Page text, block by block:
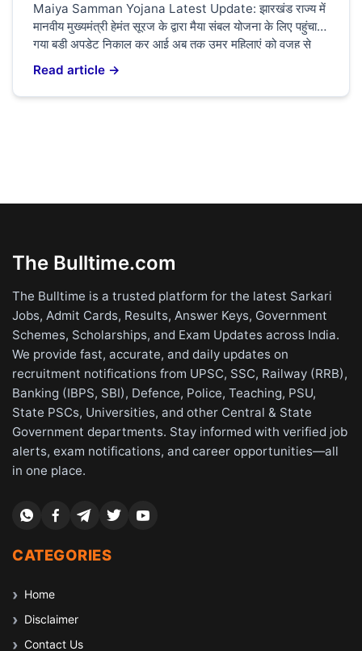
Maiya Samman Yojana Latest Update: झारखंड राज्य में
मानवीय मुख्यमंत्री हेमंत सूरज के द्वारा मैया संबल योजना के लिए पहुंचाया
गया बड़ी अपडेट निकाल कर आई अब तक उम्र महिलाएं को वजह से
आवेदन करने की वंचित रह गई सभी महिलाओं के लिए 3 वर्ष का काम कर
दी गई है जो की 18 से […]
Read article →
The Bulltime.com
The Bulltime is a trusted platform for the latest Sarkari
Jobs, Admit Cards, Results, Answer Keys, Government
Schemes, Scholarships, and Exam Updates across India.
We provide fast, accurate, and daily updates on
recruitment notifications from UPSC, SSC, Railway (RRB),
Banking (IBPS, SBI), Defence, Police, Teaching, PSU,
State PSCs, Universities, and other Central & State
Government departments. Stay informed with verified job
alerts, exam notifications, and career opportunities—all
in one place.
CATEGORIES
Home
Disclaimer
Contact Us